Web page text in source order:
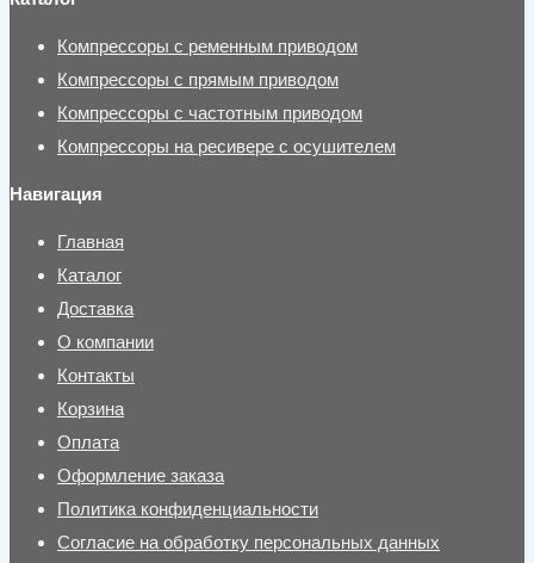
Компрессоры с ременным приводом
Компрессоры с прямым приводом
Компрессоры с частотным приводом
Компрессоры на ресивере с осушителем
Навигация
Главная
Каталог
Доставка
О компании
Контакты
Корзина
Оплата
Оформление заказа
Политика конфиденциальности
Согласие на обработку персональных данных